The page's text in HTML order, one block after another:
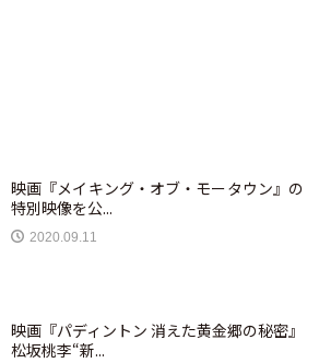
映画『メイキング・オブ・モータウン』の
特別映像を公...
2020.09.11
映画『パディントン 消えた黄金郷の秘密』
松坂桃李“新...